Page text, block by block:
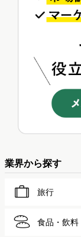
業界から探す
旅行
食品・飲料